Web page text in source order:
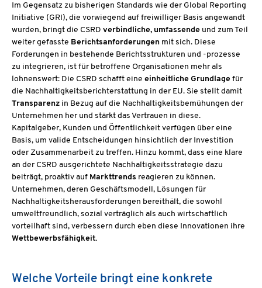
Im Gegensatz zu bisherigen Standards wie der Global Reporting
Initiative (GRI), die vorwiegend auf freiwilliger Basis angewandt
wurden, bringt die CSRD verbindliche, umfassende und zum Teil
weiter gefasste Berichtsanforderungen mit sich. Diese
Forderungen in bestehende Berichtsstrukturen und -prozesse
zu integrieren, ist für betroffene Organisationen mehr als
lohnenswert: Die CSRD schafft eine einheitliche Grundlage für
die Nachhaltigkeitsberichterstattung in der EU. Sie stellt damit
Transparenz in Bezug auf die Nachhaltigkeitsbemühungen der
Unternehmen her und stärkt das Vertrauen in diese.
Kapitalgeber, Kunden und Öffentlichkeit verfügen über eine
Basis, um valide Entscheidungen hinsichtlich der Investition
oder Zusammenarbeit zu treffen. Hinzu kommt, dass eine klare
an der CSRD ausgerichtete Nachhaltigkeitsstrategie dazu
beiträgt, proaktiv auf Markttrends reagieren zu können.
Unternehmen, deren Geschäftsmodell, Lösungen für
Nachhaltigkeitsherausforderungen bereithält, die sowohl
umweltfreundlich, sozial verträglich als auch wirtschaftlich
vorteilhaft sind, verbessern durch eben diese Innovationen ihre
Wettbewerbsfähigkeit.
Welche Vorteile bringt eine konkrete